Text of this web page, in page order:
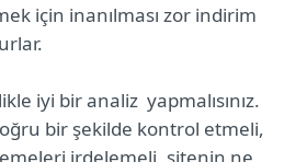
için inanılması zor indirim
iyi bir analiz yapmalısınız.
bir şekilde kontrol etmeli,